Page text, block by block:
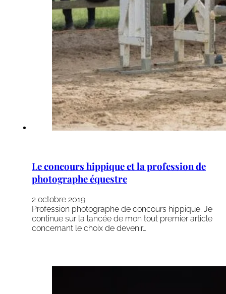
Le concours hippique et la profession de
photographe équestre
2 octobre 2019
Profession photographe de concours hippique. Je
continue sur la lancée de mon tout premier article
concernant le choix de devenir…